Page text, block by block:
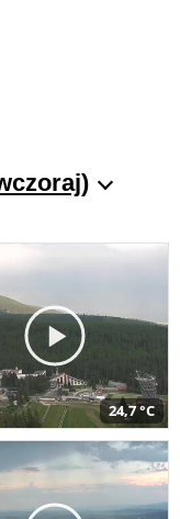
24,7 °C